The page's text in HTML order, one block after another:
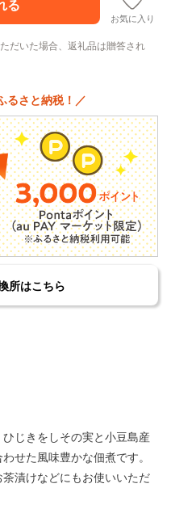
お気に入り
だいた場合、返礼品は贈答され
るさと納税！／
所はこちら
じきをしその実と小豆島産
せた風味豊かな佃煮です。
漬けなどにもお使いいただ